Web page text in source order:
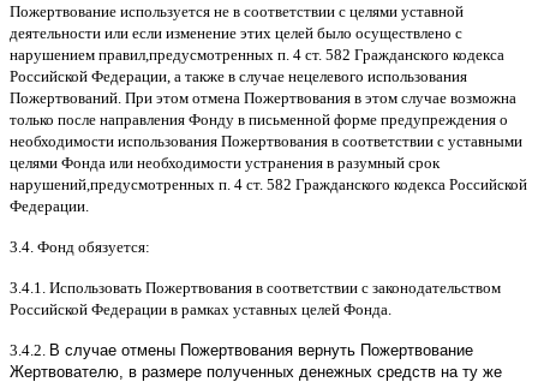
Пожертвование используется не в соответствии с целями уставной
деятельности или если изменение этих целей было осуществлено с
нарушением правил предусмотренных п . 4 ст. 582 Гражданского кодекса
Российской Федерации а также в случае нецелевого использования
Пожертвований При этом отмена Пожертвования в этом случае возможна
только после направления Фонду в письменной форме предупреждения о
необходимости использования Пожертвования в соответствии с уставными
целями Фонда или необходимости устранения в разумный срок
нарушений предусмотренных п . 4 ст. 582 Гражданского кодекса Российской
Федерации
3.4. Фонд обязуется:
3.4.1. Использовать Пожертвования в соответствии с законодательством
Российской Федерации в рамках уставных целей Фонда
3.4.2. В случае отмены Пожертвования вернуть Пожертвование
Жертвователю, в размере полученных денежных средств на ту же